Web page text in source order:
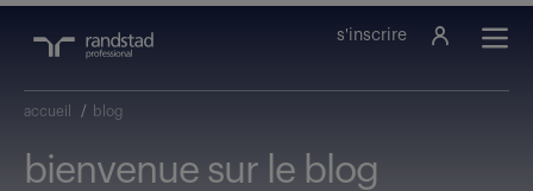
s'inscrire
accueil / blog
bienvenue sur le blog